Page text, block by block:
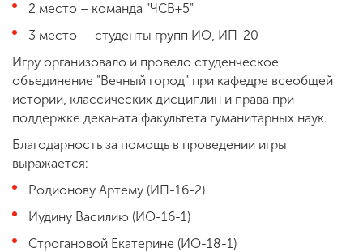
2 место – команда "ЧСВ+5"
3 место – студенты групп ИО, ИП-20
Игру организовало и провело студенческое
объединение "Вечный город" при кафедре всеобщей
истории, классических дисциплин и права при
поддержке деканата факультета гуманитарных наук.
Благодарность за помощь в проведении игры
выражается:
Родионову Артему (ИП-16-2)
Иудину Василию (ИО-16-1)
Строгановой Екатерине (ИО-18-1)